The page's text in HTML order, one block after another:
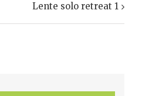
Lente solo retreat 1